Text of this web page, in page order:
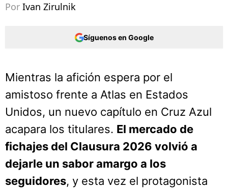
Por Ivan Zirulnik
Síguenos en Google
Mientras la afición espera por el
amistoso frente a Atlas en Estados
Unidos, un nuevo capítulo en Cruz Azul
acapara los titulares. El mercado de
fichajes del Clausura 2026 volvió a
dejarle un sabor amargo a los
seguidores, y esta vez el protagonista